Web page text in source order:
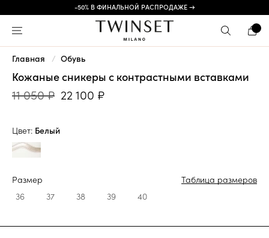
-50% В ФИНАЛЬНОЙ РАСПРОДАЖЕ →
Главная Обувь
Кожаные сникеры с контрастными вставками
11 050 ₽ 22 100 ₽
Цвет: Белый
Размер
Таблица размеров
36
37 38 39 40